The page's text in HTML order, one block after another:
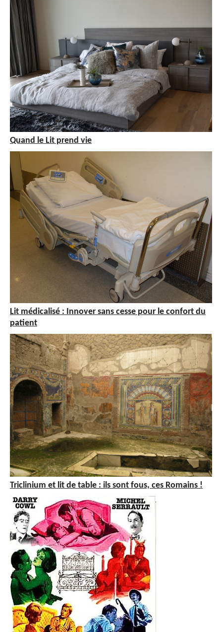
Quand le Lit prend vie
Lit médicalisé : Innover sans cesse pour le confort du
patient
Triclinium et lit de table : ils sont fous, ces Romains !